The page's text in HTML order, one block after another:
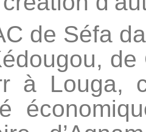
de Séfa
à Louga,